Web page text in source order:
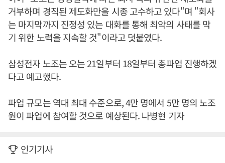
거부하며 경직된 제도화만을 시종 고수하고 있다"며 "회사
는 마지막까지 진정성 있는 대화를 통해 최악의 사태를 막
기 위한 노력을 지속할 것"이라고 덧붙였다.
삼성전자 노조는 오는 21일부터 18일부터 총파업 진행하겠
다고 예고했다.
파업 규모는 역대 최대 수준으로, 4만 명에서 5만 명의 노조
원이 파업에 참여할 것으로 예상된다. 나병현 기자
인기기사